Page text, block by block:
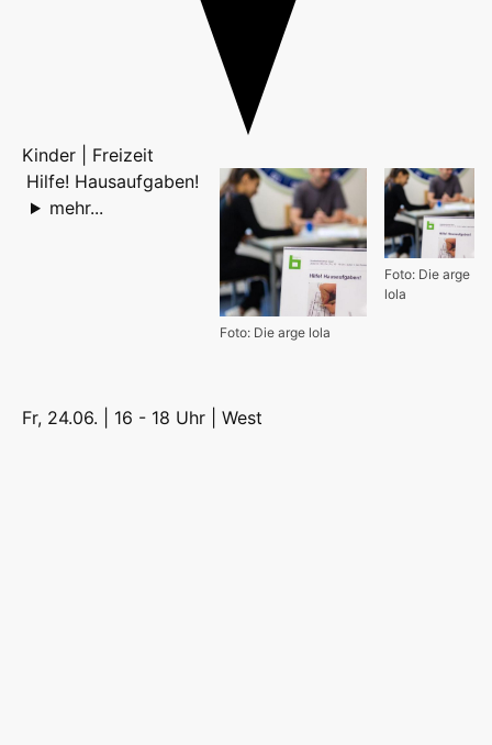
Kinder | Freizeit
Foto: Die arge
lola
Foto: Die arge lola
Hilfe! Hausaufgaben!
mehr...
Fr, 24.06. | 16 - 18 Uhr | West